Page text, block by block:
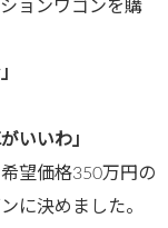
ョンワゴンを購
いいわ」
望価格350万円の
に決めました。